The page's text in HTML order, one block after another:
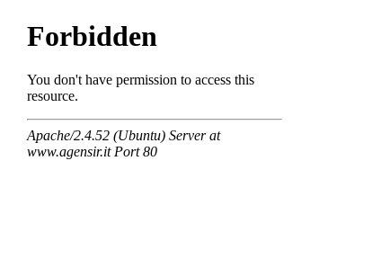
intensi tra Chiesa, popolo e
istituzioni
SIGNIS 2026, dare voce alle
07.08.2026
Honduras, gli sfollati invisibili di una
crisi dimenticata